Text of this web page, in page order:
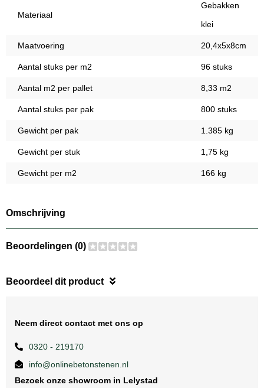
Materiaal
Gebakken
klei
Maatvoering 20,4x5x8cm
Aantal stuks per m2 96 stuks
Aantal m2 per pallet 8,33 m2
Aantal stuks per pak 800 stuks
Gewicht per pak 1.385 kg
Gewicht per stuk 1,75 kg
Gewicht per m2 166 kg
Omschrijving
Beoordelingen (0)
Beoordeel dit product
Neem direct contact met ons op
0320 - 219170
info@onlinebetonstenen.nl
Bezoek onze showroom in Lelystad